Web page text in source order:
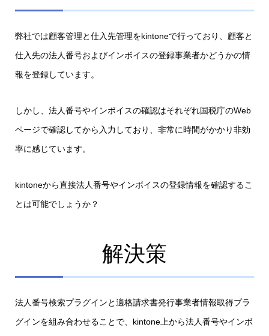
弊社では顧客管理と仕入先管理をkintoneで行っており、顧客と
仕入先の法人番号およびインボイスの登録事業者かどうかの情
報を登録しています。
しかし、法人番号やインボイスの確認はそれぞれ国税庁のWeb
ページで確認してから入力しており、非常に時間がかかり非効
率に感じています。
kintoneから直接法人番号やインボイスの登録情報を確認するこ
とは可能でしょうか？
解決策
法人番号検索プラグインと適格請求書発行事業者情報取得プラ
グインを組み合わせることで、kintone上から法人番号やインボ